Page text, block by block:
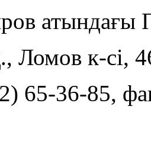
Ломов к-сі,
65-36-85,